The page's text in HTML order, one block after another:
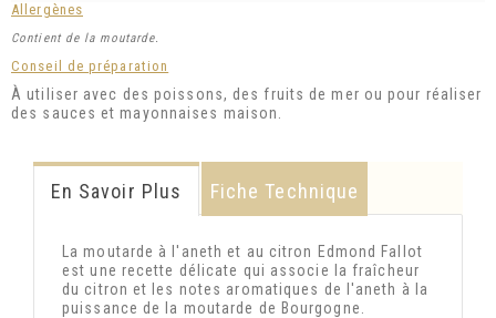
Allergènes
Contient de la moutarde.
Conseil de préparation
À utiliser avec des poissons, des fruits de mer ou pour réaliser
des sauces et mayonnaises maison.
En Savoir Plus Fiche Technique
La moutarde à l'aneth et au citron Edmond Fallot
est une recette délicate qui associe la fraîcheur
du citron et les notes aromatiques de l'aneth à la
puissance de la moutarde de Bourgogne.